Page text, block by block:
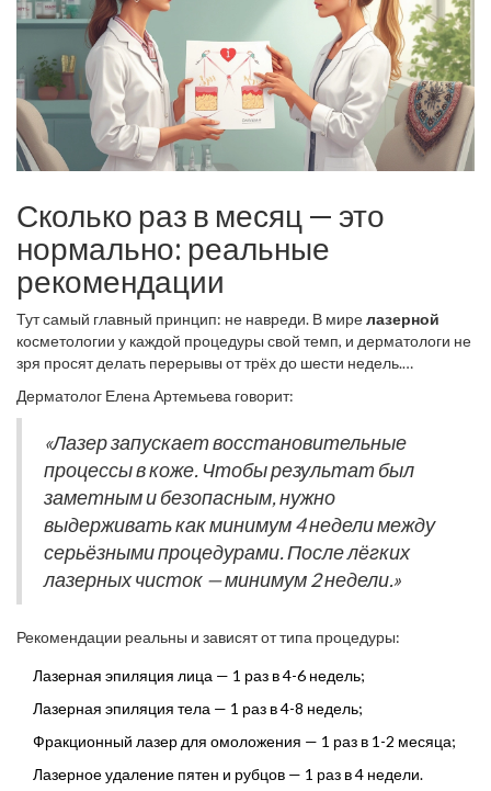
Сколько раз в месяц — это
нормально: реальные
рекомендации
Тут самый главный принцип: не навреди. В мирелазерной
косметологии у каждой процедуры свой темп, и дерматологи не
зря просят делать перерывы от трёх до шести недель.
не имеет. Волосы растут циклами, и лазер видит только те, что
Тоже самое касается и других лазерных процедур: слишком
частые визиты не ускоряют эффект, а портят кожу.
Дерматолог Елена Артемьева говорит:
«Лазер запускает восстановительные
процессы в коже. Чтобы результат был
заметным и безопасным, нужно
выдерживать как минимум 4 недели между
серьёзными процедурами. После лёгких
лазерных чисток — минимум 2 недели.»
Рекомендации реальны и зависят от типа процедуры:
Лазерная эпиляция лица — 1 раз в 4-6 недель;
Лазерная эпиляция тела — 1 раз в 4-8 недель;
Фракционный лазер для омоложения — 1 раз в 1-2 месяца;
Лазерное удаление пятен и рубцов — 1 раз в 4 недели.